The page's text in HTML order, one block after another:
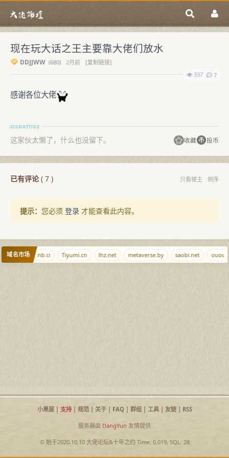
现在玩大话之王主要靠大佬们放水
DDJJWW (680) 2月前
[复制链接]
337
7
感谢各位大佬
这家伙太懒了，什么也没留下。 收藏 投币
已有评论( 7 ) 只看楼主 倒序
提示： 您必须 登录 才能查看此内容。
域名市场 nb.ci Tiyumi.cn lhz.net metaverse.by saobi.net
小黑屋| 支持| 规范| 关于| FAQ| 群组| 工具| 友链| RSS
服务器由 DangYun 友情提供
© 始于2020.10.10 大佬论坛&十年之约Time: 0.019, SQL: 28